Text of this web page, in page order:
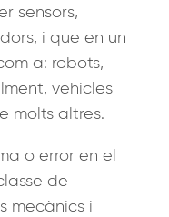
sensors,
i que en un
a: robots,
vehicles
molts altres.
o error en el
de
mecànics i